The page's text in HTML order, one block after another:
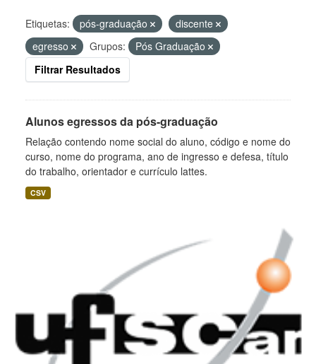
Etiquetas: pós-graduação
discente
egresso
Grupos:
Pós Graduação
Filtrar Resultados
Alunos egressos da pós-graduação
Relação contendo nome social do aluno, código e nome do
curso, nome do programa, ano de ingresso e defesa, título
do trabalho, orientador e currículo lattes.
CSV